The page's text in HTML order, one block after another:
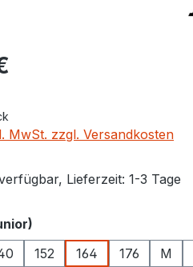
MwSt. zzgl. Versandkosten
Lieferzeit: 1-3 Tage
152 164 176 M